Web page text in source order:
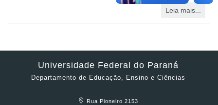
Leia mais...
Universidade Federal do Paraná
Departamento de Educação, Ensino e Ciências
Rua Pioneiro 2153